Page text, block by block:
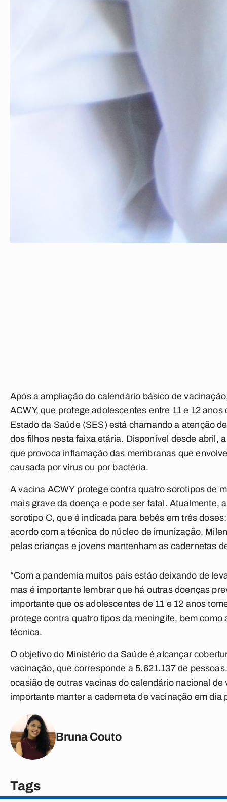
Após a ampliação do calendário básico de
ACWY, que protege adolescentes entre 11 e 12
Estado da Saúde (SES) está chamando a atenção
dos filhos nesta faixa etária. Disponível desde abril,
que provoca inflamação das membranas que
causada por vírus ou por bactéria.
A vacina ACWY protege contra quatro sorotipos de
mais grave da doença e pode ser fatal. Atualmente,
sorotipo C, que é indicada para bebês em três
acordo com a técnica do núcleo de imunização,
pelas crianças e jovens mantenham as cadernetas
“Com a pandemia muitos pais estão deixando de
mas é importante lembrar que há outras doenças
importante que os adolescentes de 11 e 12 anos
protege contra quatro tipos da meningite, bem
técnica.
O objetivo do Ministério da Saúde é alcançar
vacinação, que corresponde a 5.621.137 de
ocasião de outras vacinas do calendário nacional
importante manter a caderneta de vacinação em
Bruna Couto
Tags